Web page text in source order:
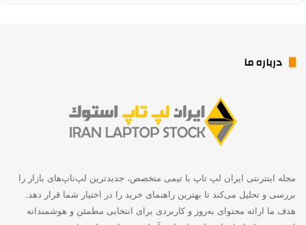
درباره ما
مجله اینترنتی ایران لپ تاپ با تیمی متخصص، جدیدترین لپ‌تاپ‌های بازار را
بررسی و تحلیل می‌کند تا بهترین راهنمای خرید را در اختیار شما قرار دهد.
هدف ما ارائه محتوای به‌روز و کاربردی برای انتخابی مطمئن و هوشمندانه